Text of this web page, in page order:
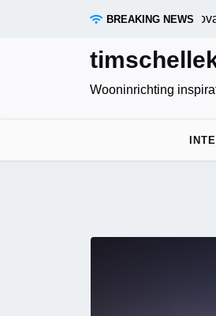
BREAKING NEWS
tuinverlichting: Innovatie
Wooninrichting